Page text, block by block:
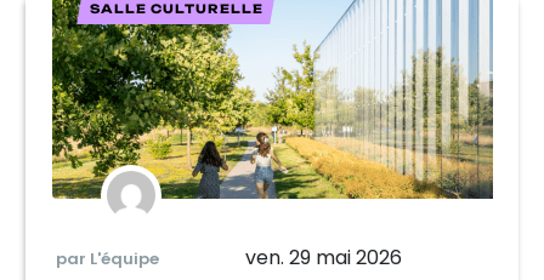
SALLE CULTURELLE
par L'équipe ven. 29 mai 2026